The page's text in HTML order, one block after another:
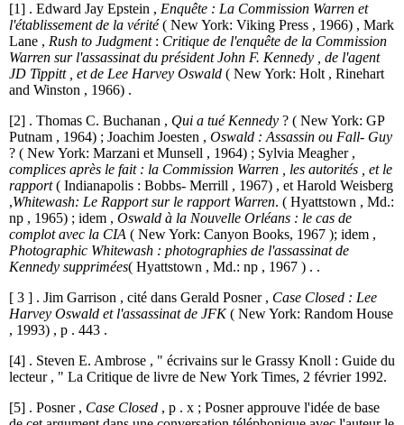
[1] . Edward Jay Epstein , Enquête : La Commission Warren et
l'établissement de la vérité( New York: Viking Press , 1966) , Mark
Lane , Rush to Judgment: Critique de l'enquête de la Commission
Warren sur l'assassinat du président John F. Kennedy , de l'agent
JD Tippitt , et de Lee Harvey Oswald ( New York: Holt , Rinehart
and Winston , 1966) .
[2] . Thomas C. Buchanan , Qui a tué Kennedy ? ( New York: GP
Putnam , 1964) ; Joachim Joesten , Oswald : Assassin ou Fall- Guy
? ( New York: Marzani et Munsell , 1964) ; Sylvia Meagher ,
complices après le fait : la Commission Warren , les autorités , et le
rapport( Indianapolis : Bobbs- Merrill , 1967) , et Harold Weisberg
,Whitewash: Le Rapport sur le rapport Warren. ( Hyattstown , Md.:
np , 1965) ; idem , Oswald à la Nouvelle Orléans : le cas de
complot avec la CIA ( New York: Canyon Books, 1967 ); idem ,
Photographic Whitewash : photographies de l'assassinat de
Kennedy supprimées( Hyattstown , Md.: np , 1967 ) . .
[ 3 ] . Jim Garrison , cité dans Gerald Posner , Case Closed : Lee
Harvey Oswald et l'assassinat de JFK( New York: Random House
, 1993) , p . 443 .
[4] . Steven E. Ambrose , " écrivains sur le Grassy Knoll : Guide du
lecteur , " La Critique de livre de New York Times, 2 février 1992.
[5] . Posner , Case Closed , p . x ; Posner approuve l'idée de base